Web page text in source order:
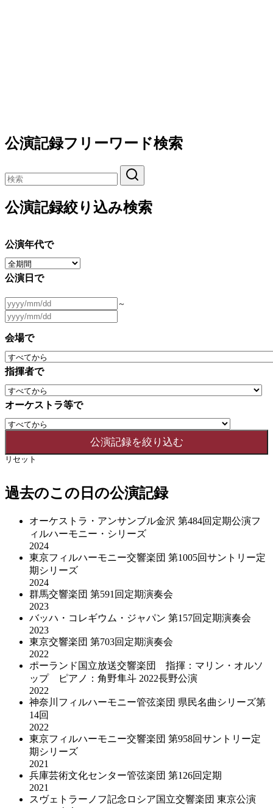
公演記録フリーワード検索
公演記録絞り込み検索
公演年代で
公演日で
～
会場で
指揮者で
オーケストラ等で
リセット
過去のこの日の公演記録
オーケストラ・アンサンブル金沢 第484回定期公演フ
ィルハーモニー・シリーズ
2024
東京フィルハーモニー交響楽団 第1005回サントリー定
期シリーズ
2024
群馬交響楽団 第591回定期演奏会
2023
バッハ・コレギウム・ジャパン 第157回定期演奏会
2023
東京交響楽団 第703回定期演奏会
2022
ポーランド国立放送交響楽団 指揮：マリン・オルソ
ップ ピアノ：角野隼斗 2022長野公演
2022
神奈川フィルハーモニー管弦楽団 県民名曲シリーズ第
14回
2022
東京フィルハーモニー交響楽団 第958回サントリー定
期シリーズ
2021
兵庫芸術文化センター管弦楽団 第126回定期
2021
スヴェトラーノフ記念ロシア国立交響楽団 東京公演